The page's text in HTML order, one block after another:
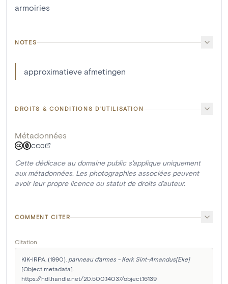
armoiries
NOTES
approximatieve afmetingen
DROITS & CONDITIONS D'UTILISATION
Métadonnées
CC0
Cette dédicace au domaine public s'applique uniquement
aux métadonnées. Les photographies associées peuvent
avoir leur propre licence ou statut de droits d'auteur.
COMMENT CITER
Citation
KIK-IRPA. (1990). panneau d'armes - Kerk Sint-Amandus[Eke]
[Object metadata].
https://hdl.handle.net/20.500.14037/object.16139